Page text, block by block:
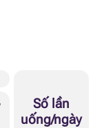
Số lần
uống/ngày